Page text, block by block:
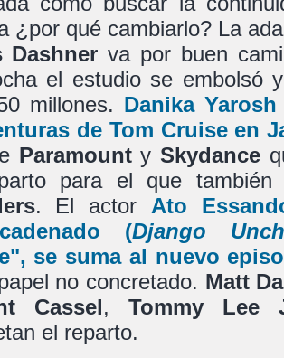
¿por qué cambiarlo? La
Dashner va por buen
el estudio se embolsó
millones. Danika Yarosh
de Tom Cruiseen
ParamountySkydance
para el que
. El actor Ato
(Django
, se suma al nuevo
no concretado. Matt
Cassel, Tommy Lee
el reparto.